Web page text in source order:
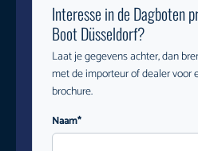
Interesse in de Dagboten
Boot Düsseldorf?
Laat je gegevens achter, dan
met de importeur of dealer voor
brochure.
Naam*